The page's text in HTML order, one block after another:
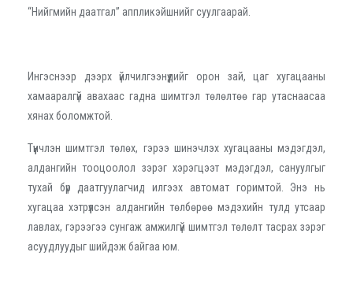
“Нийгмийн даатгал” аппликэйшнийг суулгаарай.
Ингэснээр дээрх үйлчилгээнүүдийг орон зай, цаг хугацааны
хамааралгүй авахаас гадна шимтгэл төлөлтөө гар утаснаасаа
хянах боломжтой.
Түүнчлэн шимтгэл төлөх, гэрээ шинэчлэх хугацааны мэдэгдэл,
алдангийн тооцоолол зэрэг хэрэгцээт мэдэгдэл, сануулгыг
тухай бүр даатгуулагчид илгээх автомат горимтой. Энэ нь
хугацаа хэтрүүлсэн алдангийн төлбөрөө мэдэхийн тулд утсаар
лавлах, гэрээгээ сунгаж амжилгүй шимтгэл төлөлт тасрах зэрэг
асуудлуудыг шийдэж байгаа юм.